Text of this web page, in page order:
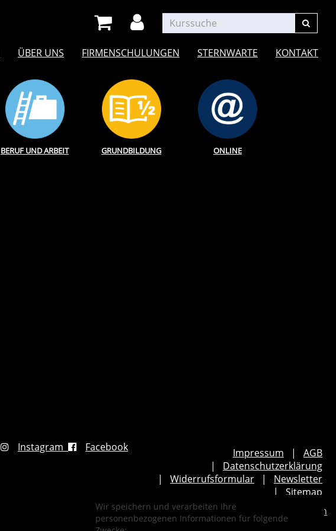
ÜBER UNS FIRMENSCHULUNGEN STERNWARTE KONTAKT
BERUF UND ARBEIT GRUNDBILDUNG ONLINE
Facebook
Instagram Impressum
AGB
Datenschutzerklärung
Widerrufsformular
Newsletter
Sitemap
Cookie Einstellungen
Wir speichern und verarbeiten Ihre
personenbezogenen Informationen für folgende